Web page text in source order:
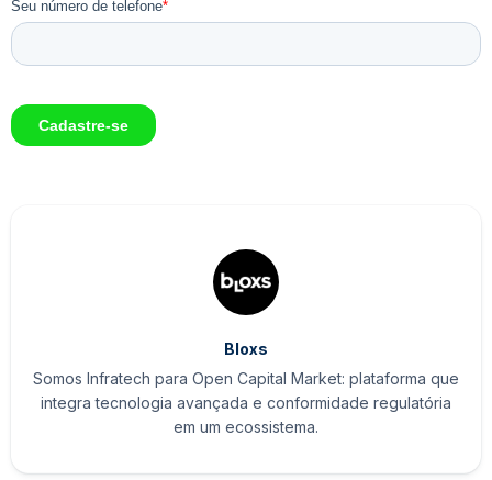
Bloxs
Somos Infratech para Open Capital Market: plataforma que
integra tecnologia avançada e conformidade regulatória
em um ecossistema.